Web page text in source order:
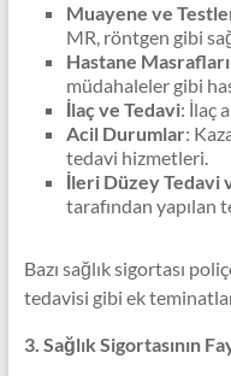
Muayene ve
MR, röntgen gibi
Hastane Masrafları
müdahaleler gibi
İlaç ve Tedavi: İlaç
Acil Durumlar:
tedavi hizmetleri.
İleri Düzey Tedavi
tarafından yapılan
Bazı sağlık sigortası
tedavisi gibi ek
3. Sağlık Sigortasının